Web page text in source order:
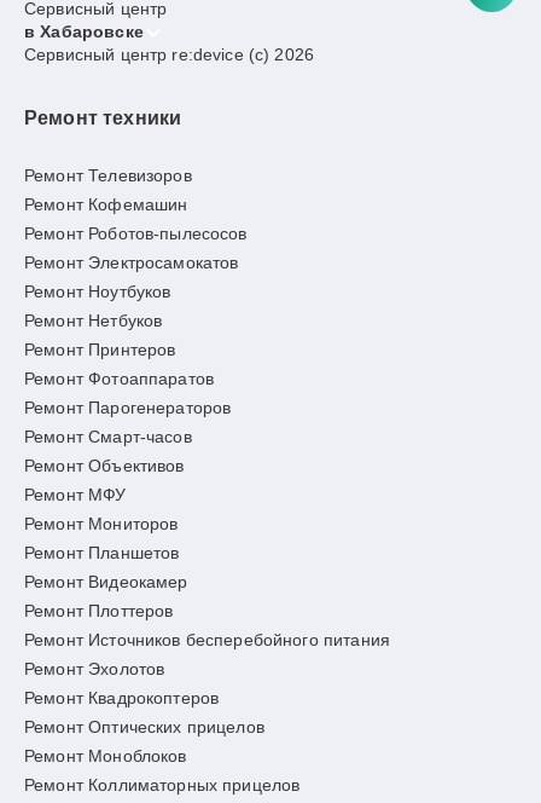
Сервисный центр
в Хабаровске
Сервисный центр re:device (c) 2026
Ремонт техники
Ремонт Телевизоров
Ремонт Кофемашин
Ремонт Роботов-пылесосов
Ремонт Электросамокатов
Ремонт Ноутбуков
Ремонт Нетбуков
Ремонт Принтеров
Ремонт Фотоаппаратов
Ремонт Парогенераторов
Ремонт Смарт-часов
Ремонт Объективов
Ремонт МФУ
Ремонт Мониторов
Ремонт Планшетов
Ремонт Видеокамер
Ремонт Плоттеров
Ремонт Источников бесперебойного питания
Ремонт Эхолотов
Ремонт Квадрокоптеров
Ремонт Оптических прицелов
Ремонт Моноблоков
Ремонт Коллиматорных прицелов